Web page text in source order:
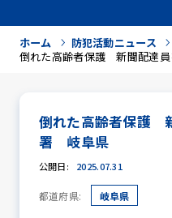
防犯活
ホーム 防犯活動ニュース
倒れた高齢者保護 新聞配達
倒れた高齢者保護
署 岐阜県
公開日: 2025.07.31
都道府県: 岐阜県